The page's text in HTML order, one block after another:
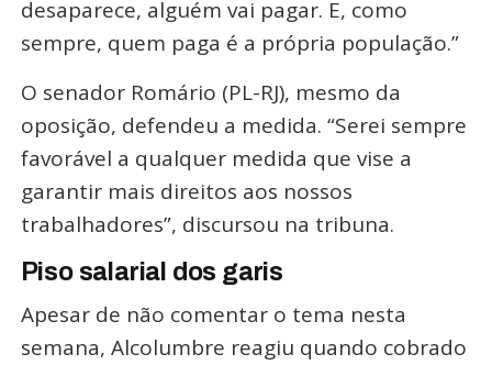
desaparece, alguém vai pagar. E, como
sempre, quem paga é a própria população.”
O senador Romário (PL-RJ), mesmo da
oposição, defendeu a medida. “Serei sempre
favorável a qualquer medida que vise a
garantir mais direitos aos nossos
trabalhadores”, discursou na tribuna.
Piso salarial dos garis
Apesar de não comentar o tema nesta
semana, Alcolumbre reagiu quando cobrado